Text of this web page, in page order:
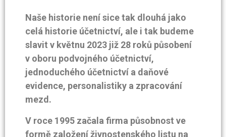
Naše historie není sice tak dlouhá jako
celá historie účetnictví, ale i tak budeme
slavit v květnu 2023 již 28 roků působení
v oboru podvojného účetnictví,
jednoduchého účetnictví a daňové
evidence, personalistiky a zpracování
mezd.
V roce 1995 začala firma působnost ve
formě založení živnostenského listu na